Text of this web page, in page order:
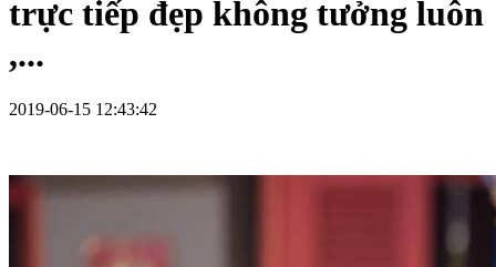
trực tiếp đẹp không tưởng luôn
,...
2019-06-15 12:43:42